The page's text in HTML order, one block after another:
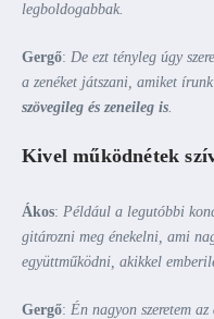
legboldogabbak.
Gergő: De ezt tényleg úgy
a zenéket játszani, amiket
szövegileg és zeneileg is.
Kivel működnétek
Ákos: Például a legutóbbi
gitározni meg énekelni, ami
együttműködni, akikkel
Gergő: Én nagyon szeretem az